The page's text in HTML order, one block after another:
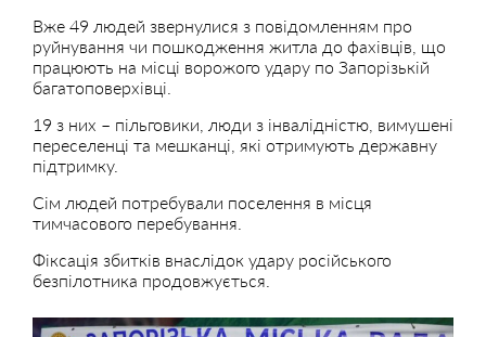
Вже 49 людей звернулися з повідомленням про
руйнування чи пошкодження житла до фахівців, що
працюють на місці ворожого удару по Запорізькій
багатоповерхівці.
19 з них – пільговики, люди з інвалідністю, вимушені
переселенці та мешканці, які отримують державну
підтримку.
Сім людей потребували поселення в місця
тимчасового перебування.
Фіксація збитків внаслідок удару російського
безпілотника продовжується.